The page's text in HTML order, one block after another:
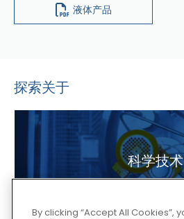
液体产品
探索关于
科学技术
By clicking “Accept All Cookies”,